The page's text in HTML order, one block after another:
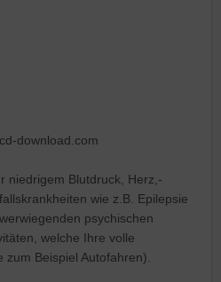
download.com
niedrigem Blutdruck, Herz,-
wie z.B. Epilepsie
psychischen
welche Ihre volle
zum Beispiel Autofahren).